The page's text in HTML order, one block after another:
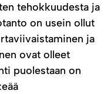
tehokkuudesta ja
on usein ollut
ja
ovat olleet
puolestaan on